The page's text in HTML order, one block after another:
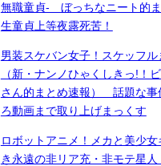
無職童貞- ぼっちなニート的
生童貞上等夜露死苦！
男装スケバン女子！スケッフル
（新・ナンノひゃくしきっ!！
さん的まとめ速報） 話題な事
ろ動画まで取り上げまっくす
ロボットアニメ！メカと美少女
き永遠の非リア充・非モテ星人